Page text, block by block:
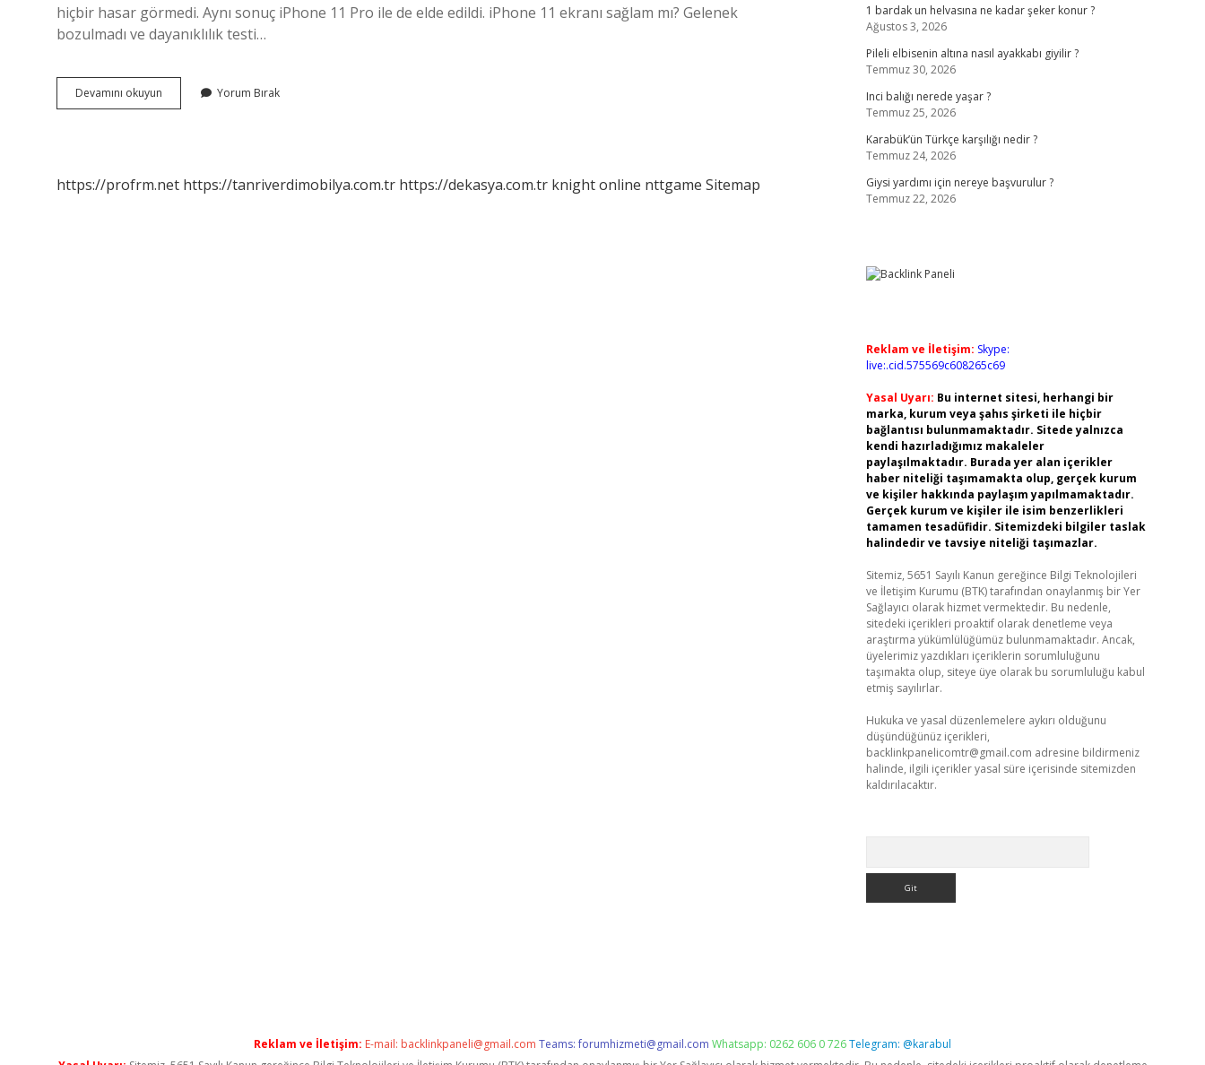
hiçbir hasar görmedi. Aynı sonuç iPhone 11 Pro ile de elde edildi. iPhone 11 ekranı sağlam mı? Gelenek
bozulmadı ve dayanıklılık testi…
Devamını okuyun
11
Yorum Bırak
https://profrm.net https://tanriverdimobilya.com.tr https://dekasya.com.tr knight online nttgame Sitemap
1 bardak un helvasına ne kadar şeker konur ?
Ağustos 3, 2026
Pileli elbisenin altına nasıl ayakkabı giyilir ?
Temmuz 30, 2026
Inci balığı nerede yaşar ?
Temmuz 25, 2026
Karabük’ün Türkçe karşılığı nedir ?
Temmuz 24, 2026
Giysi yardımı için nereye başvurulur ?
Temmuz 22, 2026
Reklam ve İletişim: Skype:
live:.cid.575569c608265c69
Yasal Uyarı: Bu internet sitesi, herhangi bir
marka, kurum veya şahıs şirketi ile hiçbir
bağlantısı bulunmamaktadır. Sitede yalnızca
kendi hazırladığımız makaleler
paylaşılmaktadır. Burada yer alan içerikler
haber niteliği taşımamakta olup, gerçek kurum
ve kişiler hakkında paylaşım yapılmamaktadır.
Gerçek kurum ve kişiler ile isim benzerlikleri
tamamen tesadüfidir. Sitemizdeki bilgiler taslak
halindedir ve tavsiye niteliği taşımazlar.
Sitemiz, 5651 Sayılı Kanun gereğince Bilgi Teknolojileri
ve İletişim Kurumu (BTK) tarafından onaylanmış bir Yer
Sağlayıcı olarak hizmet vermektedir. Bu nedenle,
sitedeki içerikleri proaktif olarak denetleme veya
araştırma yükümlülüğümüz bulunmamaktadır. Ancak,
üyelerimiz yazdıkları içeriklerin sorumluluğunu
taşımakta olup, siteye üye olarak bu sorumluluğu kabul
etmiş sayılırlar.
Hukuka ve yasal düzenlemelere aykırı olduğunu
düşündüğünüz içerikleri,
backlinkpanelicomtr@gmail.com adresine bildirmeniz
halinde, ilgili içerikler yasal süre içerisinde sitemizden
kaldırılacaktır.
Reklam ve İletişim: E-mail: backlinkpaneli@gmail.com Teams:forumhizmeti@gmail.com Whatsapp: 0262 606 0 726Telegram: @karabul